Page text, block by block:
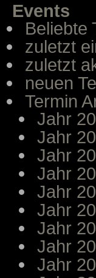
Events
Beliebte
zuletzt
zuletzt
neuen
Termin
Jahr
Jahr
Jahr
Jahr
Jahr
Jahr
Jahr
Jahr
Jahr